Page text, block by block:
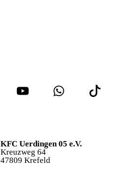
KFC Uerdingen 05 e.V.
Kreuzweg 64
47809 Krefeld